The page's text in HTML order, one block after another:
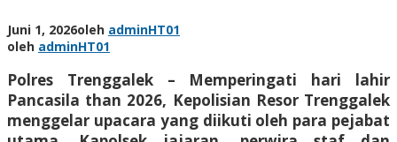
Juni 1, 2026oleh adminHT01
oleh adminHT01
Polres Trenggalek – Memperingati hari lahir
Pancasila than 2026, Kepolisian Resor Trenggalek
menggelar upacara yang diikuti oleh para pejabat